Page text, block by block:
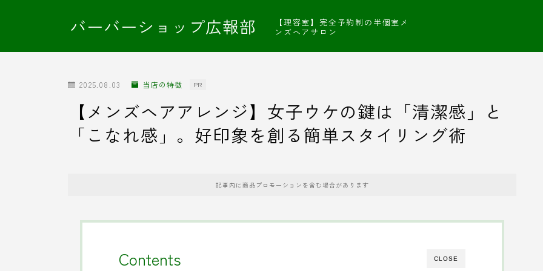
バーバーショップ広報部
【理容室】完全予約制の半個室メ
ンズヘアサロン
2025.08.03 当店の特徴 PR
【メンズヘアアレンジ】女子ウケの鍵は「清潔感」と
「こなれ感」。好印象を創る簡単スタイリング術
記事内に商品プロモーションを含む場合があります
CLOSE
Contents